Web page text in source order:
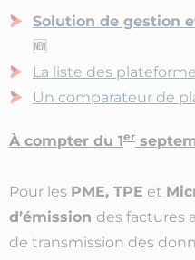
Solution de gestion
🆕
La liste des
Un comparateur de
À compter du 1er
Pour les PME, TPE et
d’émission des factures
de transmission des